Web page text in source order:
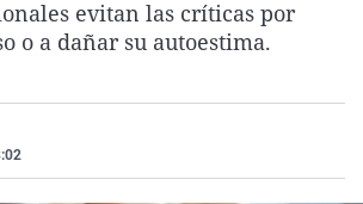
La rosa de los vientos
Como el perro y el
Caso
Equipo de
Extremadura
La Rioja
País Vasco
Virales
Elecciones
evitan las críticas por
o a dañar su autoestima.